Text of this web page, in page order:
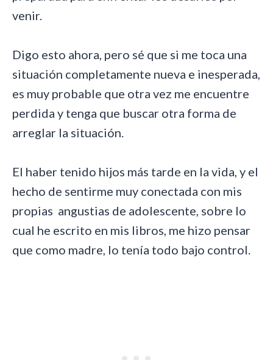
venir.
Digo esto ahora, pero sé que si me toca una
situación completamente nueva e inesperada,
es muy probable que otra vez me encuentre
perdida y tenga que buscar otra forma de
arreglar la situación.
El haber tenido hijos más tarde en la vida, y el
hecho de sentirme muy conectada con mis
propias angustias de adolescente, sobre lo
cual he escrito en mis libros, me hizo pensar
que como madre, lo tenía todo bajo control.